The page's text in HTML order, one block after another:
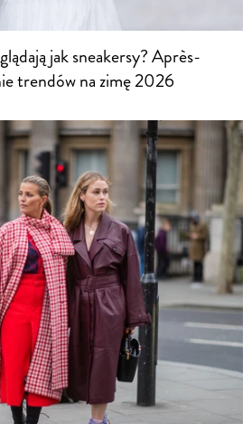
jak sneakersy? Après-
trendów na zimę 2026